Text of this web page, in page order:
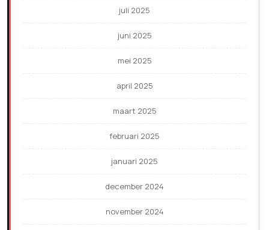
juli 2025
juni 2025
mei 2025
april 2025
maart 2025
februari 2025
januari 2025
december 2024
november 2024